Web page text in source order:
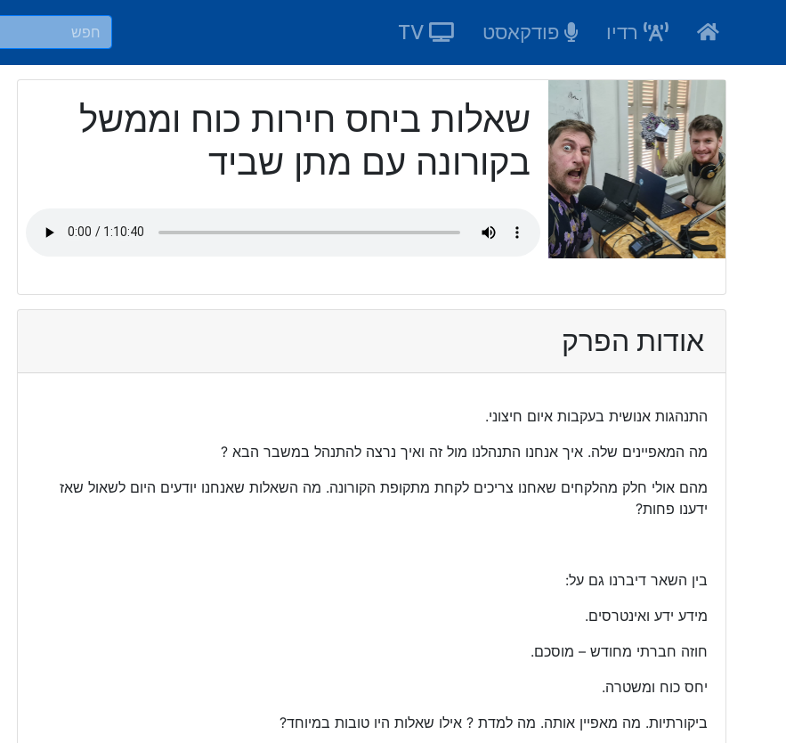
רדיו פודקאסט
שאלות ביחס חירות כוח וממשל
בקורונה עם מתן שביד
אודות הפרק
התנהגות אנושית בעקבות איום חיצוני.
מה המאפיינים שלה. איך אנחנו התנהלנו מול זה ואיך נרצה להתנהל במשבר הבא ?
מהם אולי חלק מהלקחים שאחנו צריכים לקחת מתקופת הקורונה. מה השאלות שאנחנו יודעים היום לשאול שאז
ידענו פחות?
בין השאר דיברנו גם על:
מידע ידע ואינטרסים.
חוזה חברתי מחודש – מוסכם.
יחס כוח ומשטרה.
ביקורתיות. מה מאפיין אותה. מה למדת ? אילו שאלות היו טובות במיוחד?